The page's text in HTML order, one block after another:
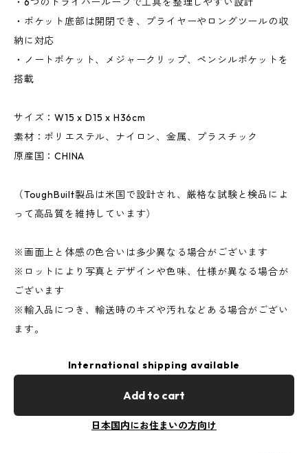
・ポケット底部は開閉でき、プライヤーやロングツールの収
納に対応
・ノートポケット、メジャークリップ、ペンシルポケットを
搭載
サイズ：W15 x D15 x H36cm
素材：ポリエステル、ナイロン、金属、プラスチック
原産国：CHINA
（ToughBuilt製品は米国で設計され、厳格な試験と検品によ
って高品質を維持しています）
※画面上と体感の色合いは多少異なる場合がございます
※ロットにより写真とデザインや色味、仕様が異なる場合が
ございます
※輸入品につき、輸送時のキズや汚れなどある場合がござい
ます。
International shipping available
Add to cart
日本国内にお住まいの方向け